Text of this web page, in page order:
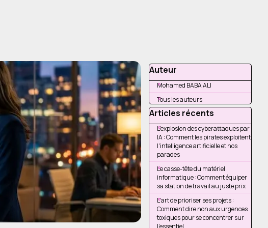
Sauter le bloc Auteur
Auteur
Mohamed BABA ALI
Tous les auteurs
Sauter le bloc Articles
Articles récents
L'explosion des cyberattaques par
IA : Comment les pirates exploitent
l'intelligence artificielle et nos
parades
Le casse-tête du matériel
informatique : Comment équiper
sa station de travail au juste prix
L'art de prioriser ses projets :
Comment dire non aux urgences
toxiques pour se concentrer sur
l'essentiel